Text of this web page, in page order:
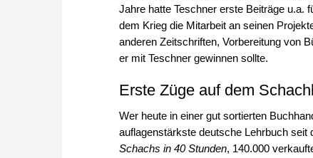
Jahre hatte Teschner erste Beiträge u.a.
dem Krieg die Mitarbeit an seinen
anderen Zeitschriften, Vorbereitung von
er mit Teschner gewinnen sollte.
Erste Züge auf dem
Wer heute in einer gut sortierten
auflagenstärkste deutsche Lehrbuch seit
Schachs in 40 Stunden, 140.000